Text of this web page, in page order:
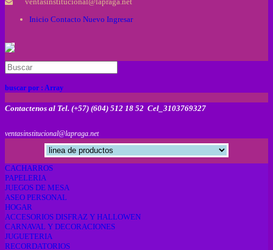
Inicio Contacto Nuevo Ingresar
buscar por : Array
Contactenos al Tel. (+57) (604) 512 18 52 Cel_3103769327
ventasinstitucional@lapraga.net
CACHARROS
PAPELERIA
JUEGOS DE MESA
ASEO PERSONAL
HOGAR
ACCESORIOS DISFRAZ Y HALLOWEN
CARNAVAL Y DECORACIONES
JUGUETERIA
RECORDATORIOS